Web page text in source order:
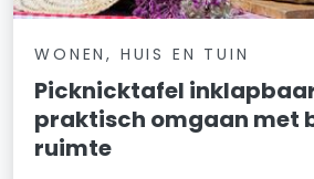
WONEN, HUIS EN TUIN
Picknicktafel
praktisch omgaan met
ruimte